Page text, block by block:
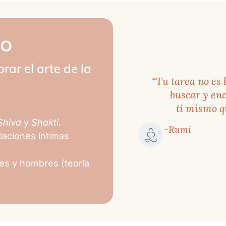
tu naturaleza esencial.
solteras y parejas.
abordar los elementos
necesarias que
de la energía creadora,
el arte de la
y Shakti.
íntimas
y hombres (teoría
“Tu tarea no
buscar y
ti mismo
–Rumi